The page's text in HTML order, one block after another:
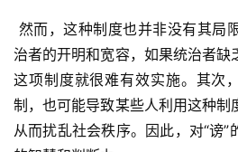
治者的开明和宽容，如果统治者缺
这项制度就很难有效实施。其次
制，也可能导致某些人利用这种制
从而扰乱社会秩序。因此，对“谤